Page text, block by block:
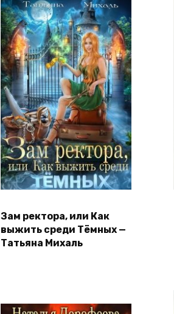
Зам ректора, или Как
выжить среди Тёмных —
Татьяна Михаль